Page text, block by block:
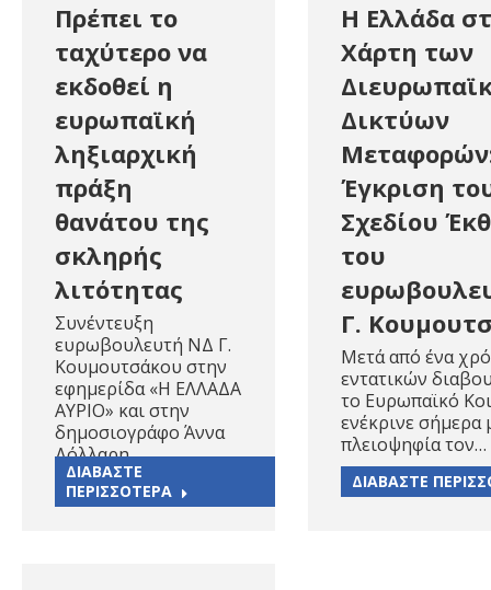
Πρέπει το
ταχύτερο να
εκδοθεί η
ευρωπαϊκή
ληξιαρχική
πράξη
θανάτου της
σκληρής
λιτότητας
Συνέντευξη
ευρωβουλευτή ΝΔ Γ.
Κουμουτσάκου στην
εφημερίδα «Η ΕΛΛΑΔΑ
ΑΥΡΙΟ» και στην
δημοσιογράφο Άννα
Δόλλαρη…
ΔΙΑΒΑΣΤΕ
ΠΕΡΙΣΣΟΤΕΡΑ
Η Ελλάδα
Χάρτη των
Δικτύων
Έγκριση
Σχεδίου
του
Γ.
Μετά από ένα
εντατικών
το Ευρωπαϊκό
ενέκρινε σήμερα
πλειοψηφία τον…
ΔΙΑΒΑΣΤΕ